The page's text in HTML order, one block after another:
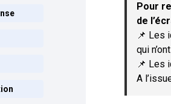
Pour
de
📌 Les
qui
📌 Les
A